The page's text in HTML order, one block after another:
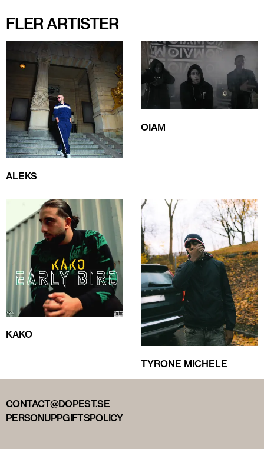
FLER ARTISTER
ALEKS
OIAM
KAKO
TYRONE MICHELE
CONTACT@DOPEST.SE
PERSONUPPGIFTSPOLICY